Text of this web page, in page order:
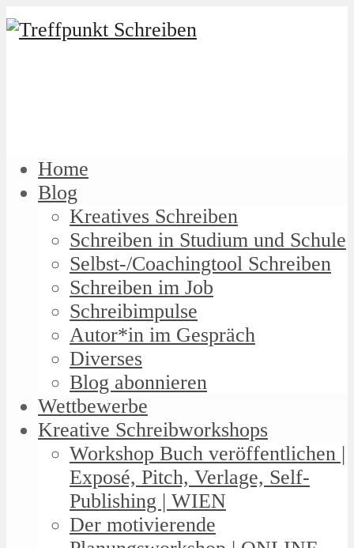
Home
Blog
Kreatives Schreiben
Schreiben in Studium und Schule
Selbst-/Coachingtool Schreiben
Schreiben im Job
Schreibimpulse
Autor*in im Gespräch
Diverses
Blog abonnieren
Wettbewerbe
Kreative Schreibworkshops
Workshop Buch veröffentlichen |
Exposé, Pitch, Verlage, Self-
Publishing | WIEN
Der motivierende